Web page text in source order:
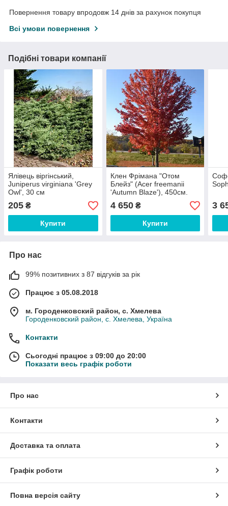
Повернення товару впродовж 14 днів за рахунок покупця
Всі умови повернення
Подібні товари компанії
Ялівець віргінський,
Juniperus virginiana 'Grey
Owl', 30 см
205 ₴
Купити
Клен Фрімана "Отом
Блейз" (Acer freemanii
'Autumn Blaze'), 450см.
4 650₴
Купити
3
Про нас
99% позитивних з 87 відгуків за рік
Працює з 05.08.2018
м. Городенковский район, с. Хмелева
Городенковский район, с. Хмелева, Україна
Контакти
Сьогодні працює з 09:00 до 20:00
Показати весь графік роботи
Про нас
Контакти
Доставка та оплата
Графік роботи
Повна версія сайту